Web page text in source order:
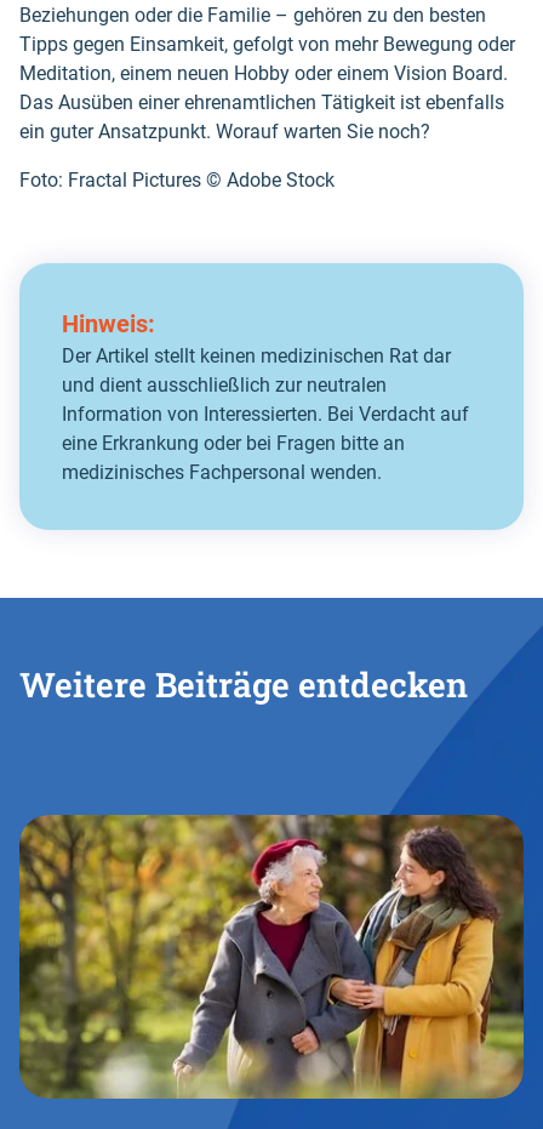
Beziehungen oder die Familie – gehören zu den besten
Tipps gegen Einsamkeit, gefolgt von mehr Bewegung oder
Meditation, einem neuen Hobby oder einem Vision Board.
Das Ausüben einer ehrenamtlichen Tätigkeit ist ebenfalls
ein guter Ansatzpunkt. Worauf warten Sie noch?
Foto: Fractal Pictures ©️ Adobe Stock
Hinweis:
Der Artikel stellt keinen medizinischen Rat dar
und dient ausschließlich zur neutralen
Information von Interessierten. Bei Verdacht auf
eine Erkrankung oder bei Fragen bitte an
medizinisches Fachpersonal wenden.
Weitere Beiträge entdecken